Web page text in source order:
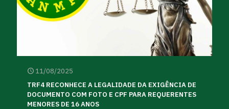
11/08/2025
TRF4 RECONHECE A LEGALIDADE DA EXIGÊNCIA DE
DOCUMENTO COM FOTO E CPF PARA REQUERENTES
MENORES DE 16 ANOS